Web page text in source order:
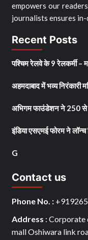
empowers our
journalists ensures
Recent Posts
पश्चिम रेलवे के 9 रेलकर्मी –
अहमदाबाद में भव्य निरंकारी
अभिगम फाउंडेशन ने 250 से
इंडिया एसएमई फोरम ने
G
Contact us
Phone No. :
Address : Corporate
mall Oshiwara link